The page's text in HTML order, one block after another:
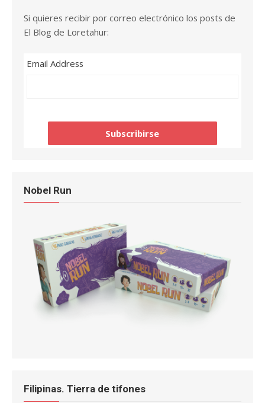
Si quieres recibir por correo electrónico los posts de
El Blog de Loretahur:
Email Address
Nobel Run
Filipinas. Tierra de tifones